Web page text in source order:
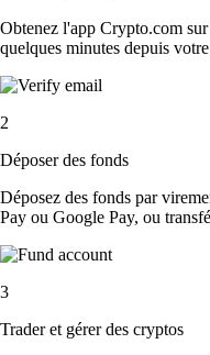
Obtenez l'app Crypto.com
quelques minutes depuis
2
Déposer des fonds
Déposez des fonds par
Pay ou Google Pay, ou
3
Trader et gérer des cryptos